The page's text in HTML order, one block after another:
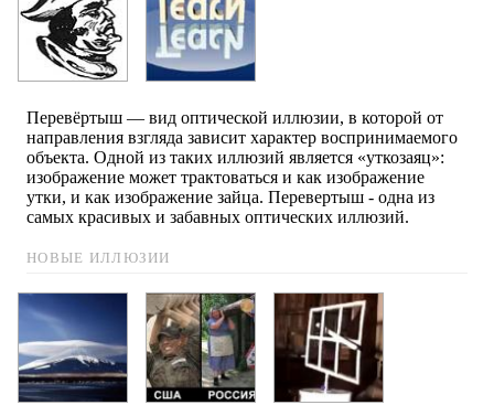
Перевёртыш — вид оптической иллюзии, в которой от
направления взгляда зависит характер воспринимаемого
объекта. Одной из таких иллюзий является «уткозаяц»:
изображение может трактоваться и как изображение
утки, и как изображение зайца. Перевертыш - одна из
самых красивых и забавных оптических иллюзий.
НОВЫЕ ИЛЛЮЗИИ